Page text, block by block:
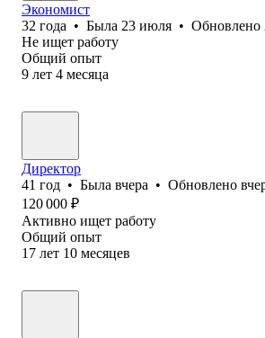
Экономист
32 года • Была 23 июля • Обновлено
Не ищет работу
Общий опыт
9 лет 4 месяца
Директор
41 год • Была вчера • Обновлено
120 000 ₽
Активно ищет работу
Общий опыт
17 лет 10 месяцев